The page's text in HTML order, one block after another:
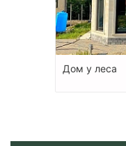
Дом у леса